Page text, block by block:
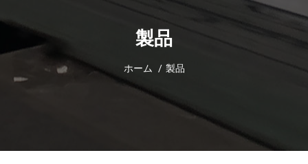
製品
ホーム 製品